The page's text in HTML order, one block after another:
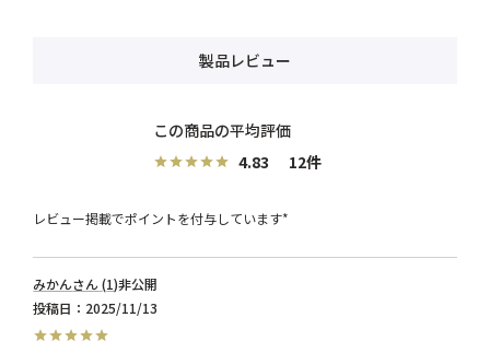
製品レビュー
4.83 12
レビュー掲載でポイントを付与しています*
みかん 1 非公開
投稿日
2025/11/13